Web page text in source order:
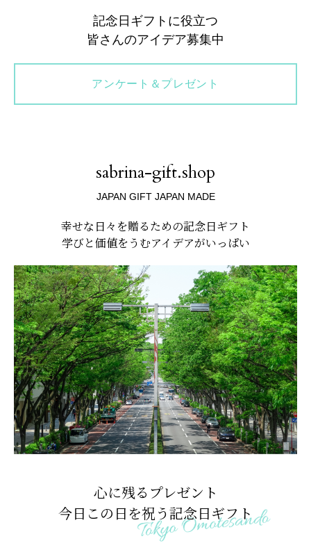
記念日ギフトに役立つ
皆さんのアイデア募集中
アンケート＆プレゼント
sabrina-gift.shop
JAPAN GIFT JAPAN MADE
幸せな日々を贈るための記念日ギフト
学びと価値をうむアイデアがいっぱい
心に残るプレゼント
今日この日を祝う記念日ギフト